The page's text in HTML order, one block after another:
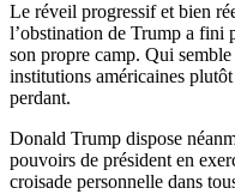
Le réveil progressif et bien
l’obstination de Trump a fini
son propre camp. Qui
institutions américaines
perdant.
Donald Trump dispose
pouvoirs de président en
croisade personnelle dans